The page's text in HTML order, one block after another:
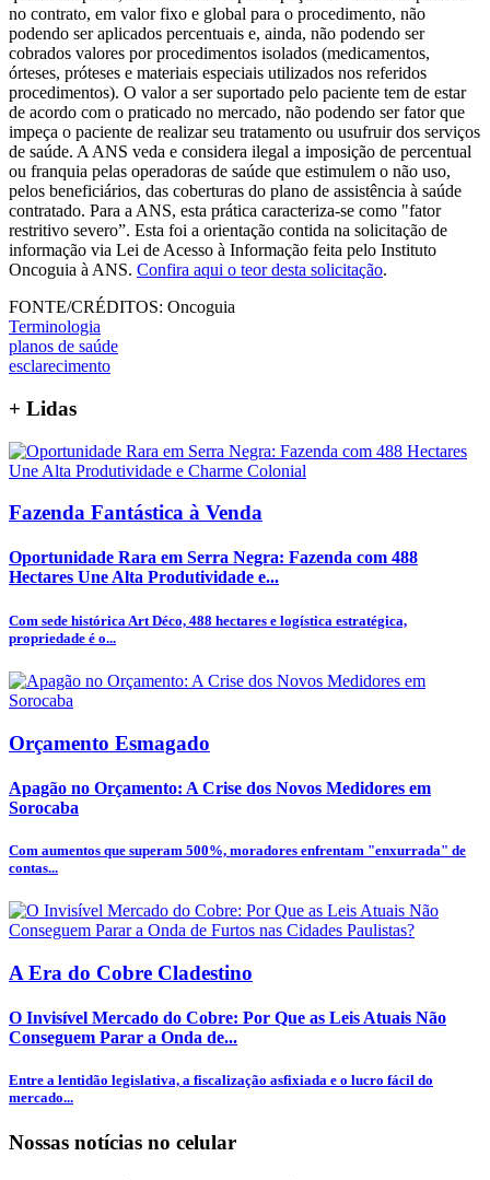
no contrato, em valor fixo e global para o procedimento, não
podendo ser aplicados percentuais e, ainda, não podendo ser
cobrados valores por procedimentos isolados (medicamentos,
órteses, próteses e materiais especiais utilizados nos referidos
procedimentos). O valor a ser suportado pelo paciente tem de estar
de acordo com o praticado no mercado, não podendo ser fator que
impeça o paciente de realizar seu tratamento ou usufruir dos serviços
de saúde. A ANS veda e considera ilegal a imposição de percentual
ou franquia pelas operadoras de saúde que estimulem o não uso,
pelos beneficiários, das coberturas do plano de assistência à saúde
contratado. Para a ANS, esta prática caracteriza-se como "fator
restritivo severo”. Esta foi a orientação contida na solicitação de
informação via Lei de Acesso à Informação feita pelo Instituto
Oncoguia à ANS. Confira aqui o teor desta solicitação.
FONTE/CRÉDITOS: Oncoguia
Terminologia
planos de saúde
esclarecimento
+ Lidas
Fazenda Fantástica à Venda
Oportunidade Rara em Serra Negra: Fazenda com 488
Hectares Une Alta Produtividade e...
Com sede histórica Art Déco, 488 hectares e logística estratégica,
propriedade é o...
Orçamento Esmagado
Apagão no Orçamento: A Crise dos Novos Medidores em
Sorocaba
Com aumentos que superam 500%, moradores enfrentam "enxurrada" de
contas...
A Era do Cobre Cladestino
O Invisível Mercado do Cobre: Por Que as Leis Atuais Não
Conseguem Parar a Onda de...
Entre a lentidão legislativa, a fiscalização asfixiada e o lucro fácil do
mercado...
Nossas notícias no celular